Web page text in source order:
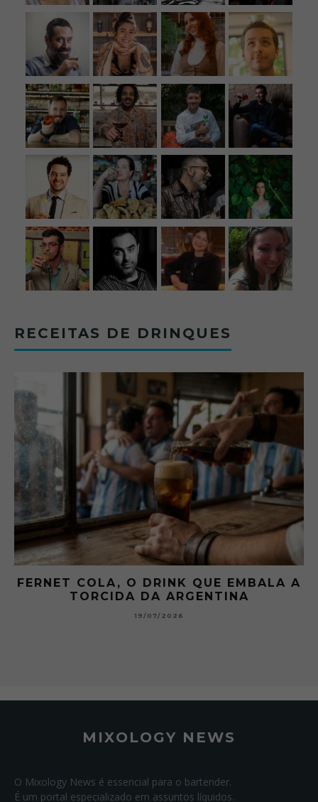
RECEITAS DE DRINQUES
FERNET COLA, O DRINK QUE EMBALA A
TORCIDA DA ARGENTINA
19/07/2026
MIXOLOGY NEWS
O Mixology News é essencial para o bartender.
É um portal especializado em assuntos líquidos.